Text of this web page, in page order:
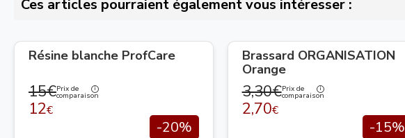
Ces articles pourraient également vous intéresser :
Résine blanche ProfCare
15€Prix de
comparaison
12€
-20%
Brassard ORGANISATION
Orange
3,30€Prix de
comparaison
2,70€
-15%